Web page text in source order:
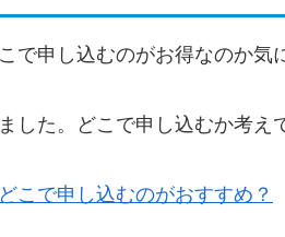
で申し込むのがお得なのか気
した。どこで申し込むか考え
こで申し込むのがおすすめ？